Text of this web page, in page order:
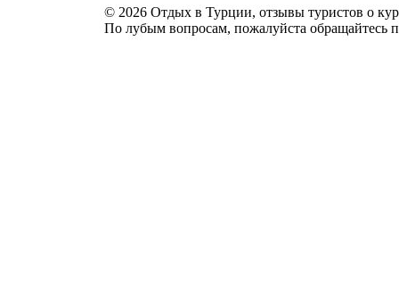
© 2026 Отдых в Турции, отзывы туристов о
По лубым вопросам, пожалуйста обращайтесь